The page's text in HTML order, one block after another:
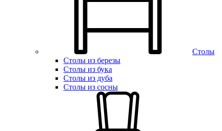
Столы
Столы из березы
Столы из бука
Столы из дуба
Столы из сосны